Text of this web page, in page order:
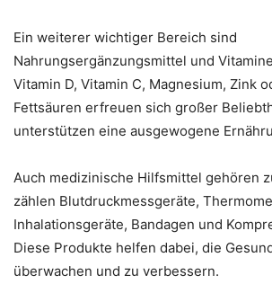
Ein weiterer wichtiger Bereich sind
Nahrungsergänzungsmittel und
Vitamin D, Vitamin C, Magnesium, Zink
Fettsäuren erfreuen sich großer
unterstützen eine ausgewogene
Auch medizinische Hilfsmittel gehören
zählen Blutdruckmessgeräte,
Inhalationsgeräte, Bandagen und
Diese Produkte helfen dabei, die
überwachen und zu verbessern.